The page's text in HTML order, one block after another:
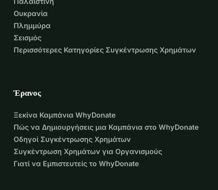
Να εκπαιδεύσουμε 30 νέους
δασκάλους μέσα στις φυλακές
Να παρέχουμε βασικά υλικά
μάθει κάποιος στη φυλακή:
Να διαχειρίζεται το άγχος και την
ανησυχία
Να αναπτύξει εργαλεία
Ουκρανία
Πλημμύρα
Σεισμός
Περισσότερες Κατηγορίες Συγκέντρωσης Χρημάτων
Έρανος
Ξεκίνα Καμπάνια WhyDonate
Πώς να Δημιουργήσεις μια Καμπάνια στο WhyDonate
Οδηγοί Συγκέντρωσης Χρημάτων
Συγκέντρωση Χρημάτων για Οργανισμούς
Γιατί να Εμπιστευτείς το WhyDonate